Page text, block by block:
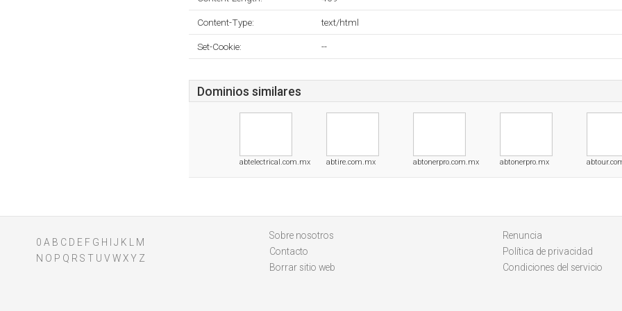
Content-Type: text/html
Set-Cookie: --
Dominios similares
abtelectrical.com.mx abtire.com.mx abtonerpro.com.mx abtonerpro.mx
0 A B C D E F G H J K
M
N O P Q R S T U V WXY Z
Sobre nosotros
Contacto
Borrar sitio web
Renuncia
Política de privacidad
Condiciones del servicio